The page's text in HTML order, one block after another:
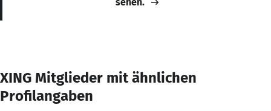
XING Mitglieder mit ähnlichen
Profilangaben